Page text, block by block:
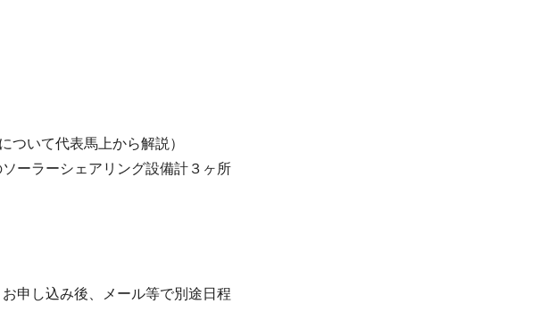
ついて代表馬上から解説）
ーラーシェアリング設備計３ヶ所
申し込み後、メール等で別途日程